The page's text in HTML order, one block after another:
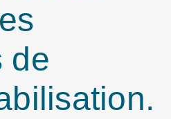
de